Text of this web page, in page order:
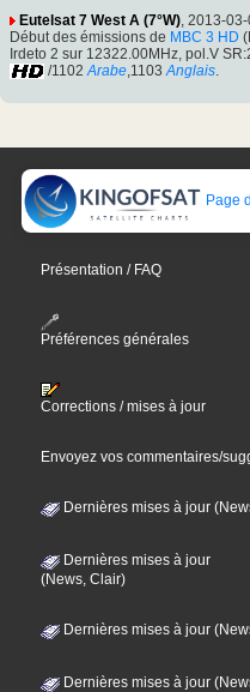
Eutelsat 7 West A (7°W) , 2013-
Début des émissions de MBC 3 HD
Irdeto 2 sur 12322.00MHz, pol.V
/1102 Arabe ,1103 Anglais
Page
Présentation / FAQ
Préférences générales
Corrections / mises à jour
Envoyez vos commentaires/
Dernières mises à jour
Dernières mises à jour
(News, Clair)
Dernières mises à jour
Dernières mises à jour